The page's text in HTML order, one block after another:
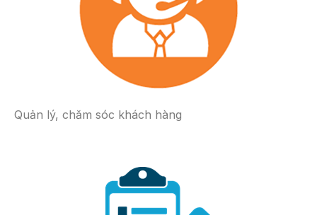
Quản lý, chăm sóc khách hàng